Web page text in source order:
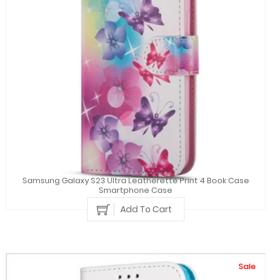
Samsung Galaxy S23 Ultra Leatherette Print 4 Book Case
Smartphone Case
Add To Cart
Sale